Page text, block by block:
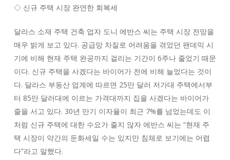
◇ 신규 주택 시장 완연한 회복세
달라스 소재 주택 건축 업자 도니 에반스 씨는 주택 시장 전망을
매우 밝게 보고 있다. 공급망 차질로 어려움을 겪었던 팬데믹 시
기에 비해 현재 주택 완공까지 걸리는 기간이 6주나 줄었기 때문
이다. 신규 주택을 사겠다는 바이어가 전에 비해 늘었다는 것이
다. 달라스 부동산 업계에 따르면 25만 달러 저가대 주택에서부
터 85만 달러대에 이르는 가격대까지 집을 사겠다는 바이어가
줄을 서고 있다. 30년 만기 이자율이 최근 7%를 넘었는데도 이
처럼 신규 주택에 대한 수요가 줄지 않자 에반스 씨는 “현재 주
택 시장이 약간의 둔화세일 수는 있지만 침체로 보기에는 어렵
다”라고 말했다.